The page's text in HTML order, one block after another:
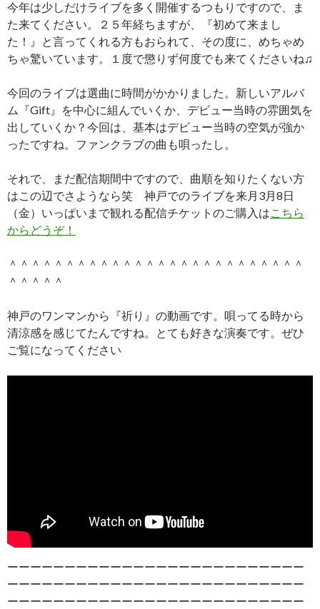
今年は少しだけライブを多く開催するつもりですので、ま
た来てください。２５年経ちますが、『初めて来まし
た！』と言ってくれる方もおられて、その度に、めちゃめ
ちゃ驚いています。１度で懲りず何度でも来てくださいね♫
今回のライブは選曲に時間がかかりました。新しいアルバ
ム『Gift』を中心に組んでいくか、デビュー当時の雰囲気を
出していくか？今回は、基本はデビュー当時の空気が強か
ったですね。ファンクラブの曲も唄ったし。
それで、まだ配信期間中ですので、曲順を知りたくない方
はこの辺でさようなら笑 神戸でのライブを来月3月8日
（金）いっぱいまで観れる配信チケットのご購入は こちら
からどうぞ！
＾＾＾＾＾＾＾＾＾＾＾＾＾＾＾＾＾＾＾＾＾＾＾＾＾＾
＾＾＾＾＾
神戸のワンマンから『祈り』の動画です。唄ってる時から
清涼感を感じてたんですね。とても好きな演奏です。ぜひ
ご覧になってください
ーーーーーーーーーーーーーーーーーーーーーーーーーー
ーーーーーーーーーーーーーーーーーーーーーーーーーー
ーーーーーーーーーーーーーーーーーーーーーーーーーー